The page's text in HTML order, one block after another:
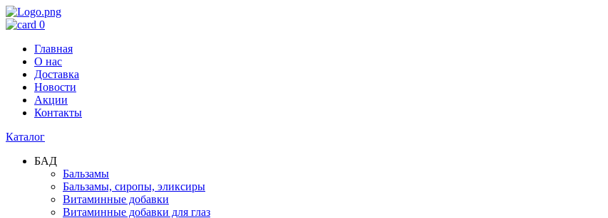
0
Главная
О нас
Доставка
Новости
Акции
Контакты
Каталог
БАД
Бальзамы
Бальзамы, сиропы, эликсиры
Витаминные добавки
Витаминные добавки для глаз